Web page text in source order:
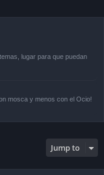
lugar para que puedan
mosca y menos con el Ocio!
Jump to